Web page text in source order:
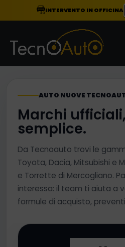
INTERVENTO IN OFFICINA
AUTO NUOVE
Marchi
semplice.
Da Tecnoauto trovi le
Toyota, Dacia, Mitsubishi e
e Torrette di Mercogliano.
interessa: il team ti aiuta a
formule di acquisto,